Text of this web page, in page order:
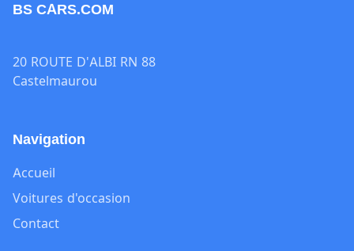
BS CARS.COM
20 ROUTE D'ALBI RN 88
Castelmaurou
Navigation
Accueil
Voitures d'occasion
Contact